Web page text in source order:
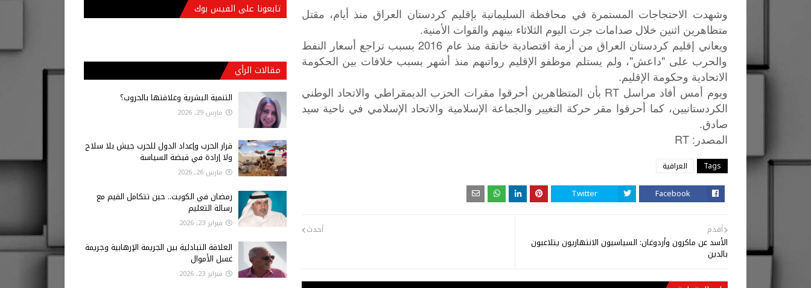
وشهدت الاحتجاجات المستمرة في محافظة السليمانية بإقليم كردستان العراق منذ أيام، مقتل
متظاهرين اثنين خلال صدامات جرت اليوم الثلاثاء بينهم والقوات الأمنية.
ويعاني إقليم كردستان العراق من أزمة اقتصادية خانقة منذ عام 2016 بسبب تراجع أسعار النفط
والحرب على "داعش"، ولم يستلم موظفو الإقليم رواتبهم منذ أشهر بسبب خلافات بين الحكومة
الاتحادية وحكومة الإقليم.
ويوم أمس أفاد مراسل RT بأن المتظاهرين أحرقوا مقرات الحزب الديمقراطي والاتحاد الوطني
الكردستانيين، كما أحرقوا مقر حركة التغيير والجماعة الإسلامية والاتحاد الإسلامي في ناحية سيد
صادق.
المصدر : RT
Tags العراقية
Facebook
Twitter
أحدث أقدم
الأسد عن ماكرون وأردوغان: السياسيون الانتهازيون يتلاعبون
بالدين
تابعونا على الفيس بوك
مقالات الرأي
التنمية البشرية وعلاقتها بالحروب؟
مارس 29, 2026
قرار الحرب وإعداد الدول للحرب جيش بلا سلاح
ولا إرادة في قبضة السياسة
مارس 26, 2026
رمضان في الكويت.. حين تتكامل القيم مع
رسالة التعليم
فبراير 23, 2026
العلاقة التبادلية بين الجريمة الإرهابية وجريمة
غسل الأموال
فبراير 23, 2026